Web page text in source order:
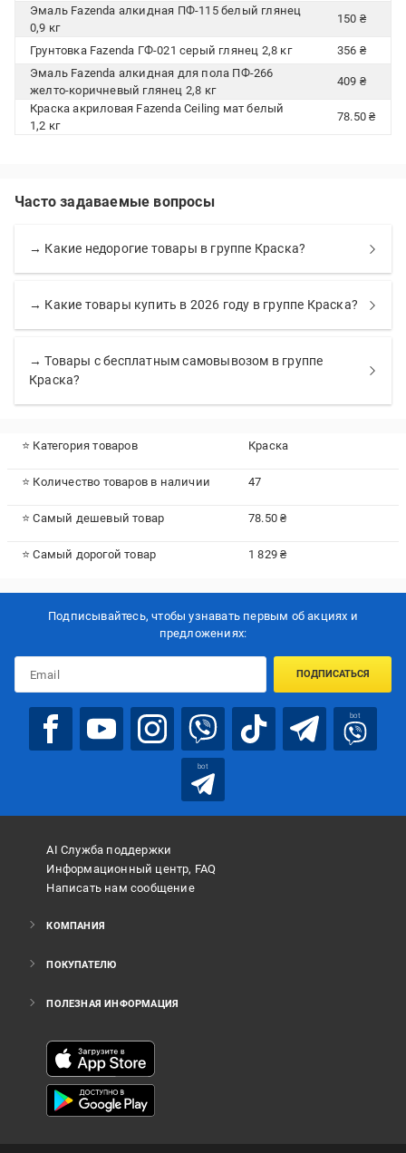
Эмаль Fazenda алкидная ПФ-115 белый глянец
0,9 кг
150 ₴
Грунтовка Fazenda ГФ-021 серый глянец 2,8 кг
356 ₴
Эмаль Fazenda алкидная для пола ПФ-266
желто-коричневый глянец 2,8 кг
409 ₴
Краска акриловая Fazenda Ceiling мат белый
1,2 кг
78.50 ₴
Часто задаваемые вопросы
→ Какие недорогие товары в группе Краска?
→ Какие товары купить в 2026 году в группе Краска?
→ Товары с бесплатным самовывозом в группе
Краска?
⭐ Категория товаров Краска
⭐ Количество товаров в наличии 47
⭐ Самый дешевый товар 78.50 ₴
⭐ Самый дорогой товар 1 829 ₴
Подписывайтесь, чтобы узнавать первым об акцияx и
предложениях:
ПОДПИСАТЬСЯ
bot
bot
AI Служба поддержки
Информационный центр, FAQ
Написать нам сообщение
КОМПАНИЯ
ПОКУПАТЕЛЮ
ПОЛЕЗНАЯ ИНФОРМАЦИЯ